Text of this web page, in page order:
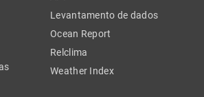
Levantamento de dados
Ocean Report
Relclima
Weather Index